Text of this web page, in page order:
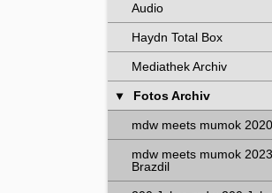
Audio
Haydn Total Box
Mediathek Archiv
Fotos Archiv
mdw meets mumok 2020
mdw meets mumok
Brazdil